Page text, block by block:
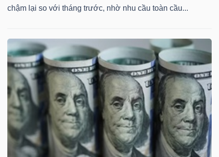
chậm lại so với tháng trước, nhờ nhu cầu toàn cầu...